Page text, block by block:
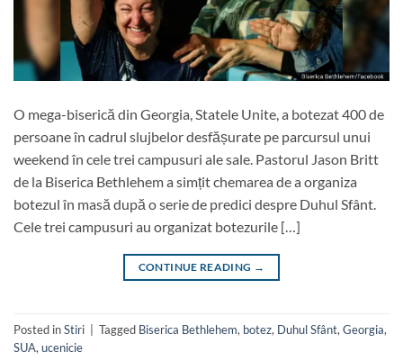
O mega-biserică din Georgia, Statele Unite, a botezat 400 de
persoane în cadrul slujbelor desfășurate pe parcursul unui
weekend în cele trei campusuri ale sale. Pastorul Jason Britt
de la Biserica Bethlehem a simțit chemarea de a organiza
botezul în masă după o serie de predici despre Duhul Sfânt.
Cele trei campusuri au organizat botezurile […]
CONTINUE READING →
Posted inStiri Tagged Biserica Bethlehem, botez, Duhul Sfânt, Georgia,
SUA, ucenicie